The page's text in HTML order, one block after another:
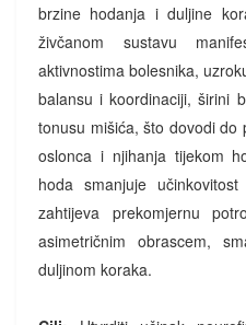
brzine hodanja i duljine
živčanom sustavu
aktivnostima bolesnika,
balansu i koordinaciji, širini
tonusu mišića, što dovodi do
oslonca i njihanja tijekom
hoda smanjuje
zahtijeva prekomjernu
asimetričnim obrascem,
duljinom koraka.